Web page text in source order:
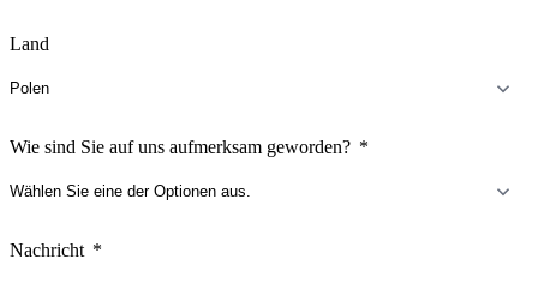
Land
Wie sind Sie auf uns aufmerksam geworden?
Nachricht